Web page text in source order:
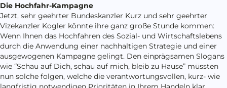
Die Hochfahr-Kampagne
Jetzt, sehr geehrter Bundeskanzler Kurz und sehr geehrter
Vizekanzler Kogler könnte ihre ganz große Stunde kommen:
Wenn Ihnen das Hochfahren des Sozial- und Wirtschaftslebens
durch die Anwendung einer nachhaltigen Strategie und einer
ausgewogenen Kampagne gelingt. Den einprägsamen Slogans
wie “Schau auf Dich, schau auf mich, bleib zu Hause” müssten
nun solche folgen, welche die verantwortungsvollen, kurz- wie